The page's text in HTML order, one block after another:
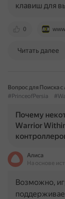
0
клавиш для
Читать далее
Вопрос для Поиска с
#PrinceofPersia
Почему
Warrior
Алиса
На основе
Возможно,